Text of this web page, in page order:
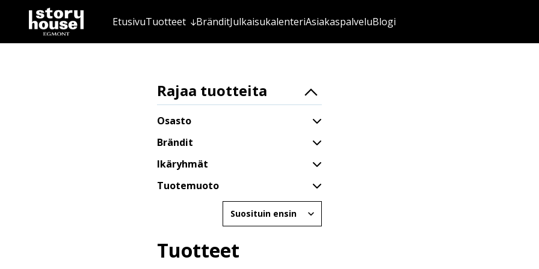
EtusivuTuotteet BränditJulkaisukalenteriAsiakaspalveluBlogi
Rajaa tuotteita
Osasto
Brändit
Ikäryhmät
Tuotemuoto
Järjestä
Tuotteet